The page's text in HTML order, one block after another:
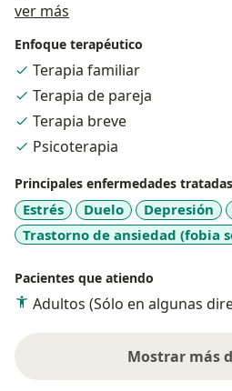
Mi experiencia se ha forjado en
de Salud Mental, donde he
importancia de cuidar nuestra
enfoque profesional integrativo
los pacientes hacia su
Mi pasión es contribuir al
ver más
Enfoque terapéutico
Terapia familiar
Terapia de pareja
Terapia breve
Psicoterapia
Principales enfermedades tratadas
Estrés Duelo Depresión
Trastorno de ansiedad (fobia
Pacientes que atiendo
Adultos (Sólo en algunas
Mostrar más